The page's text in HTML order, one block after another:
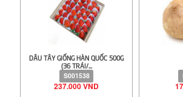
DÂU TÂY GIỐNG HÀN QUỐC 500G
(36 TRÁI/...
S001538
237.000 VND